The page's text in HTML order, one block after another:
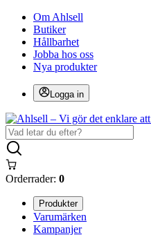
Om Ahlsell
Butiker
Hållbarhet
Jobba hos oss
Nya produkter
Logga in
Orderrader: 0
Produkter
Varumärken
Kampanjer